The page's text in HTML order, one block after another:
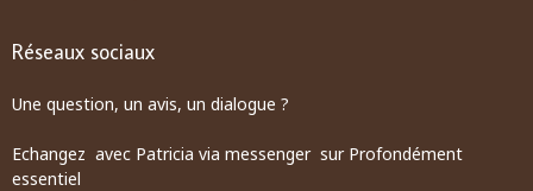
Réseaux sociaux
Une question, un avis, un dialogue ?
Echangez avec Patricia via messenger sur Profondément
essentiel